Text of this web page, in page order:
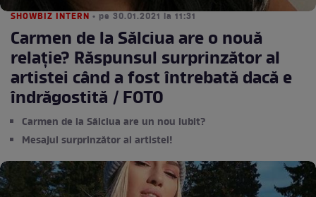
SHOWBIZ INTERN • pe 30.01.2021 la 11:31
Carmen de la Sălciua are o nouă
relație? Răspunsul surprinzător al
artistei când a fost întrebată dacă e
îndrăgostită / FOTO
Carmen de la Sălciua are un nou iubit?
Mesajul surprinzător al artistei!